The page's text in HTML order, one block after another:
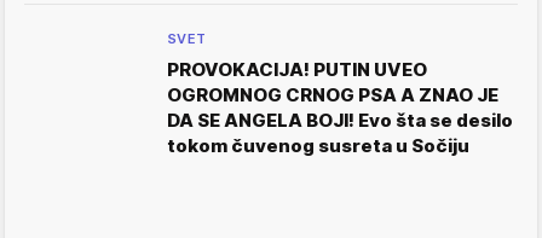
SVET
PROVOKACIJA! PUTIN UVEO
OGROMNOG CRNOG PSA A ZNAO JE
DA SE ANGELA BOJI! Evo šta se desilo
tokom čuvenog susreta u Sočiju